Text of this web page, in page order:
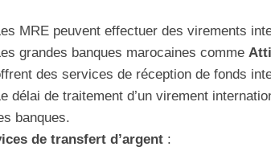
MRE peuvent effectuer des virements
grandes banques marocaines comme
des services de réception de fonds
délai de traitement d’un virement
banques.
de transfert d’argent :